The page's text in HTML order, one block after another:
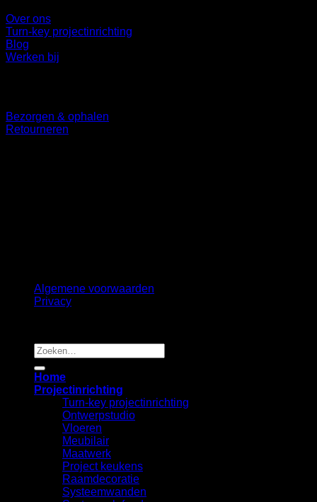
Over ons
Turn-key projectinrichting
Blog
Werken bij
Bezorgen & ophalen
Retourneren
Algemene voorwaarden
Privacy
Zoeken
naar:
Home
Projectinrichting
Turn-key projectinrichting
Ontwerpstudio
Vloeren
Meubilair
Maatwerk
Project keukens
Raamdecoratie
Systeemwanden